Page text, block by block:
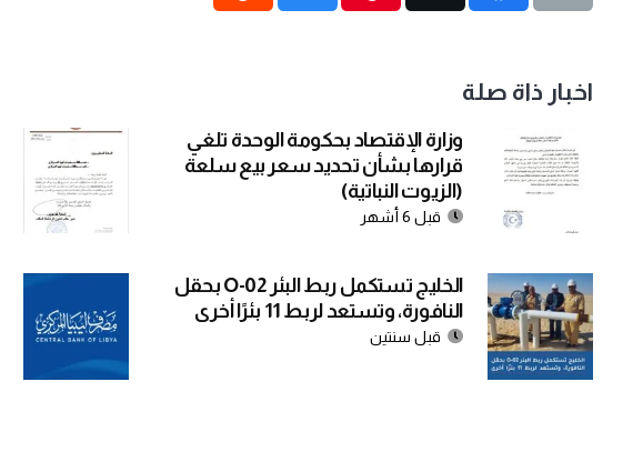
اخبار ذاة صلة
وزارة الإقتصاد بحكومة الوحدة تلغي
قرارها بشأن تحديد سعر بيع سلعة
(الزيوت النباتية)
قبل 6 أشهر
الخليج تستكمل ربط البئر O-02 بحقل
النافورة، وتستعد لربط 11 بئرًا أخرى
قبل سنتين